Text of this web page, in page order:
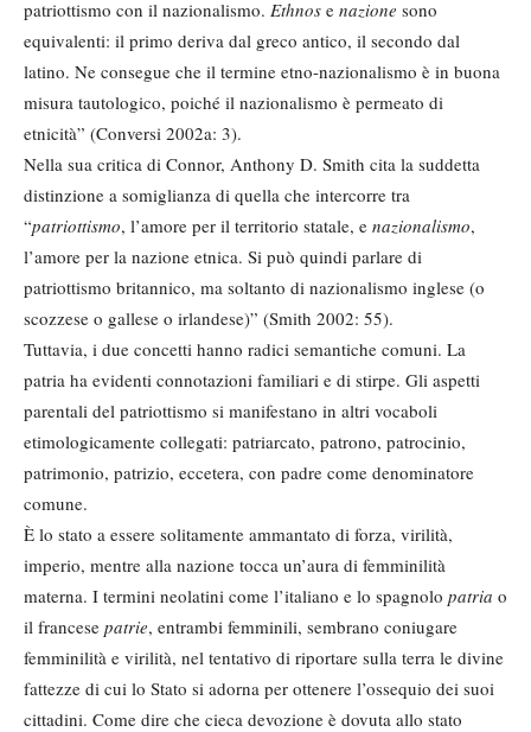
patriottismo con il nazionalismo. Ethnos e nazione sono
equivalenti: il primo deriva dal greco antico, il secondo dal
latino. Ne consegue che il termine etno-nazionalismo è in buona
misura tautologico, poiché il nazionalismo è permeato di
etnicità” (Conversi 2002a: 3).
Nella sua critica di Connor, Anthony D. Smith cita la suddetta
distinzione a somiglianza di quella che intercorre tra
“patriottismo, l’amore per il territorio statale, e nazionalismo,
l’amore per la nazione etnica. Si può quindi parlare di
patriottismo britannico, ma soltanto di nazionalismo inglese (o
scozzese o gallese o irlandese)” (Smith 2002: 55).
Tuttavia, i due concetti hanno radici semantiche comuni. La
patria ha evidenti connotazioni familiari e di stirpe. Gli aspetti
parentali del patriottismo si manifestano in altri vocaboli
etimologicamente collegati: patriarcato, patrono, patrocinio,
patrimonio, patrizio, eccetera, con padre come denominatore
comune.
È lo stato a essere solitamente ammantato di forza, virilità,
imperio, mentre alla nazione tocca un’aura di femminilità
materna. I termini neolatini come l’italiano e lo spagnolo patria o
il francese patrie, entrambi femminili, sembrano coniugare
femminilità e virilità, nel tentativo di riportare sulla terra le divine
fattezze di cui lo Stato si adorna per ottenere l’ossequio dei suoi
cittadini. Come dire che cieca devozione è dovuta allo stato